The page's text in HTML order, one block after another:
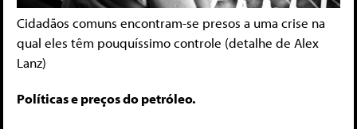
Cidadãos comuns encontram-se presos a uma crise na
qual eles têm pouquíssimo controle (detalhe de Alex
Lanz)
Políticas e preços do petróleo.